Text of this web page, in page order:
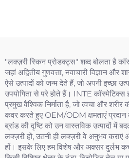
"लक्ज़री स्किन प्रोडक्ट्स" शब्द बोलता है
जहां अद्वितीय गुणवत्ता, नवाचारी विज्ञान
ऐसे उत्पादों को जन्म देते हैं, जो अपनी इच्छा
उपयोगिता से परे होते हैं। INTE कॉस्मेटिक्स
प्रमुख वैश्विक निर्माता है, जो त्वचा और
कवर करते हुए OEM/ODM क्षमताएं प्रदान
ब्रांड की दृष्टि को उन वास्तविक उत्पादों में
लक्ज़री हों, उतनी ही लक्ज़री वे अनुभव कराएं
हों। इसके लिए हम विशेष और अक्सर दुर्लभ